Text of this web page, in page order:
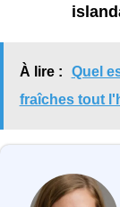
À lire :
Quel
fraîches tout